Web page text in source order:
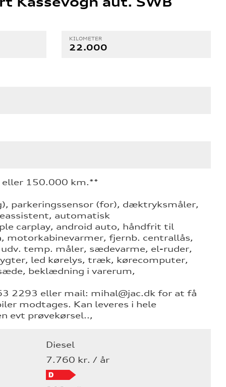
KILOMETER
22.000
eller 150.000 km.**
parkeringssensor (for), dæktryksmåler,
automatisk
carplay, android auto, håndfrit til
fjernb. centrallås,
temp. måler, sædevarme, el-ruder,
led kørelys, træk, kørecomputer,
beklædning i varerum,
2293 eller mail: mihal@jac.dk for at få
modtages. Kan leveres i hele
evt prøvekørsel..,
Diesel
7.760 kr. / år